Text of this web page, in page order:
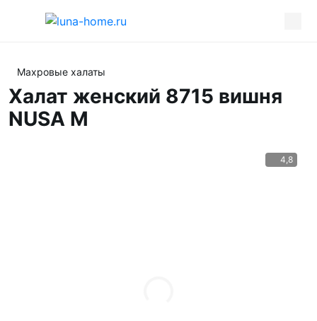
Махровые халаты
Халат женский 8715 вишня
NUSA M
4,8